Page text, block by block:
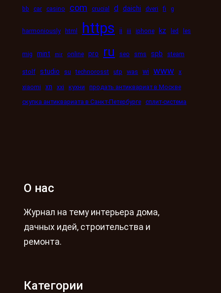
bb car casino com crucial d daichi dveri fi g
harmoniously html https ii iii iphone kz led les
mig mint mir online pro ru seo sms spb steam
stolf studio su technorosst utp was wi www x
xiaomi xn xxi кухни
продать антиквариат в Москве
скупка антиквариата в Санкт-Петербурге сплит-система
О нас
Журнал на тему интерьера дома,
дачных идей, строительства и
ремонта.
Категории